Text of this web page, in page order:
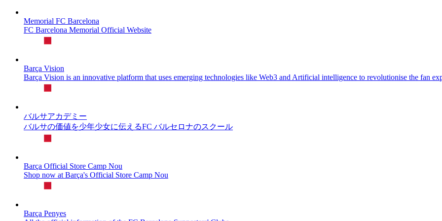
Memorial FC Barcelona
FC Barcelona Memorial Official Website
Barça Vision
Barça Vision is an innovative platform that uses emerging technologies like Web3 and Artificial intelligence to revolutionise the fan
バルサアカデミー
バルサの価値を少年少女に伝えるFC バルセロナのスクール
Barça Official Store Camp Nou
Shop now at Barça's Official Store Camp Nou
Barça Penyes